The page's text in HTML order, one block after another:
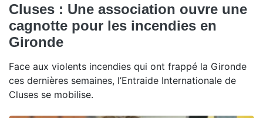
Cluses : Une association ouvre une
cagnotte pour les incendies en
Gironde
Face aux violents incendies qui ont frappé la Gironde
ces dernières semaines, l’Entraide Internationale de
Cluses se mobilise.